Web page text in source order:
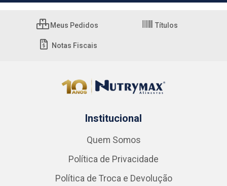
Meus Pedidos Títulos
Notas Fiscais
Institucional
Quem Somos
Política de Privacidade
Política de Troca e Devolução